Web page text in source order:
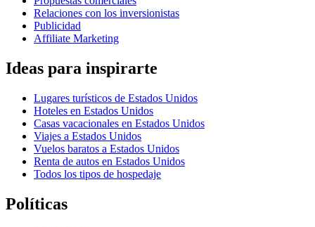
Relaciones con los inversionistas
Publicidad
Affiliate Marketing
Ideas para inspirarte
Lugares turísticos de Estados Unidos
Hoteles en Estados Unidos
Casas vacacionales en Estados Unidos
Viajes a Estados Unidos
Vuelos baratos a Estados Unidos
Renta de autos en Estados Unidos
Todos los tipos de hospedaje
Políticas